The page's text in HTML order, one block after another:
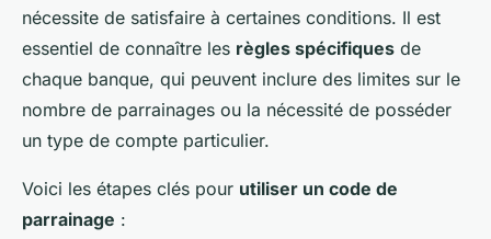
nécessite de satisfaire à certaines conditions. Il est
essentiel de connaître les règles spécifiques de
chaque banque, qui peuvent inclure des limites sur le
nombre de parrainages ou la nécessité de posséder
un type de compte particulier.
Voici les étapes clés pour utiliser un code de
parrainage :